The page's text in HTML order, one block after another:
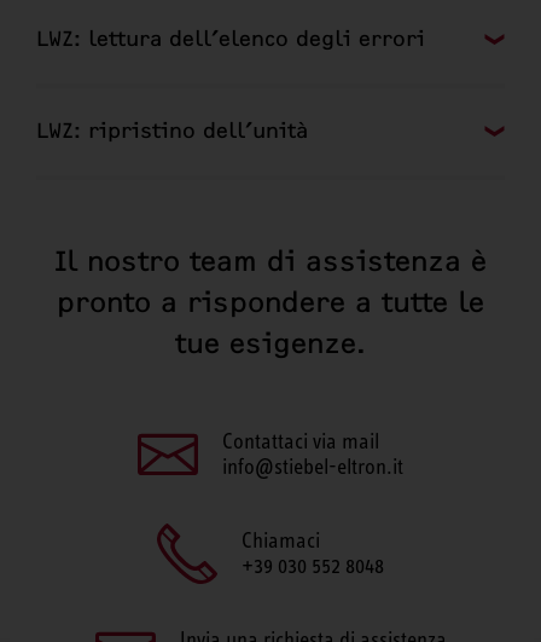
LWZ: lettura dell’elenco degli errori
LWZ: ripristino dell’unità
Il nostro team di assistenza è
pronto a rispondere a tutte le
tue esigenze.
Contattaci via mail
info@stiebel-eltron.it
Chiamaci
+39 030 552 8048